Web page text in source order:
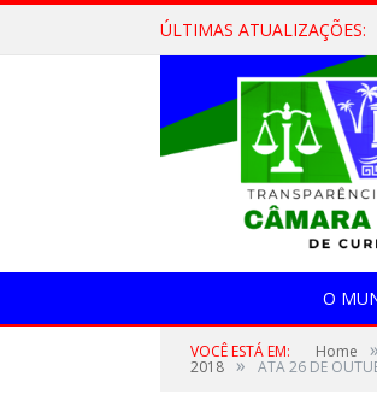
ÚLTIMAS ATUALIZAÇÕES:
O
VOCÊ ESTÁ EM: Home »
2018 » ATA 26 DE